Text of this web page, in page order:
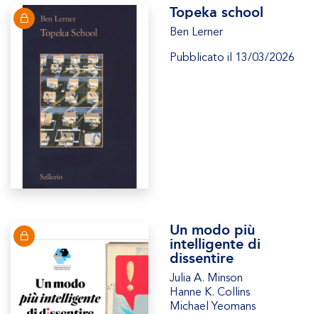
Topeka school
Ben Lerner
Pubblicato il 13/03/2026
Un modo più
intelligente di
dissentire
Julia A. Minson
Hanne K. Collins
Michael Yeomans